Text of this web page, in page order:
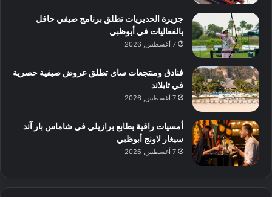
جزيرة الحديريات تطلق برنامج صيفي حافل
بالفعاليات في أبوظبي
7 أغسطس, 2026
فنادق ومنتجعات ساي تطلق عروض صيفية حصرية
في تايلاند
7 أغسطس, 2026
أمسيات راقية بطابع برازيلي في شاماس بار آند
سيغار لاونج أبوظبي
7 أغسطس, 2026